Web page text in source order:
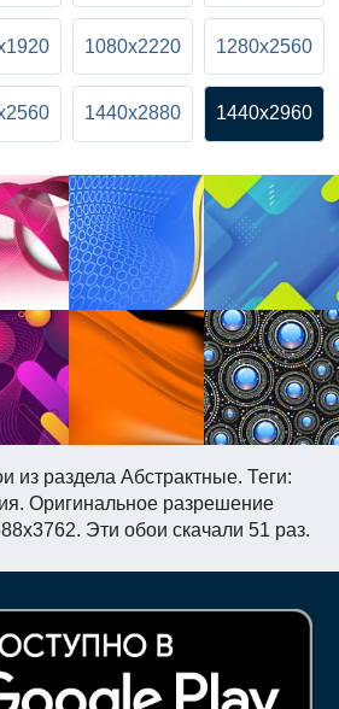
из раздела Абстрактные. Теги:
Оригинальное разрешение
Эти обои скачали 51 раз.
1080x2220 1280x2560
1440x2880 1440x2960